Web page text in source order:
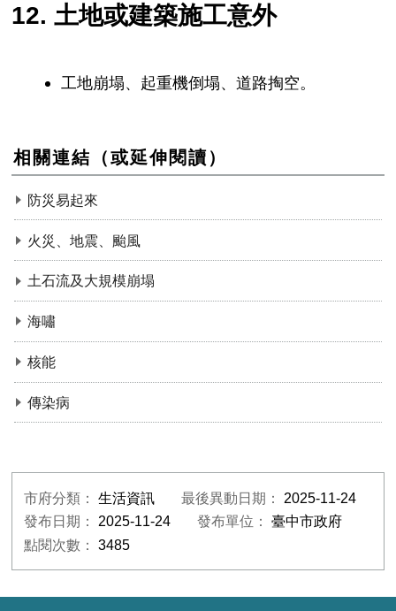
12. 土地或建築施工意外
工地崩塌、起重機倒塌、道路掏空。
相關連結（或延伸閱讀）
防災易起來
火災、地震、颱風
土石流及大規模崩塌
海嘯
核能
傳染病
市府分類：生活資訊 最後異動日期： 2025-11-24
發布日期： 2025-11-24 發布單位： 臺中市政府
點閱次數：3485